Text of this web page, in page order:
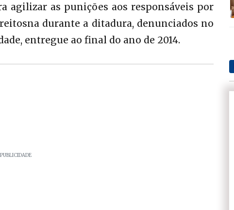
agilizar as punições aos responsáveis por
durante a ditadura, denunciados no
entregue ao final do ano de 2014.
PUBLICIDADE